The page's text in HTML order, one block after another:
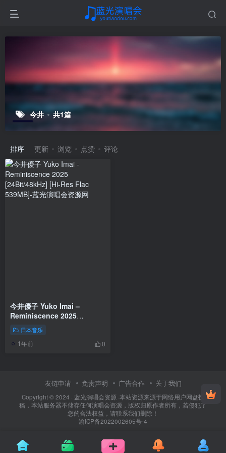
今井 共1篇
排序 更新 浏览 点赞 评论
今井優子 Yuko Imai –
Reminiscence 2025
[24Bit/48kHz] [Hi-Res Flac
539MB]
日本音乐
1年前 0
友链申请 免责声明 广告合作 关于我们
Copyright © 2024 · 蓝光演唱会资源 ·本站资源来源于网络用户网盘投
稿，本站服务器不储存任何演唱会资源，版权归原作者所有，若侵犯了
您的合法权益，请联系我们删除！
渝ICP备2022002605号-4